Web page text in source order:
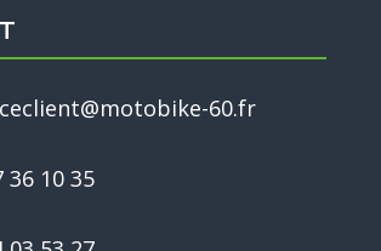
60.fr
36 10 35